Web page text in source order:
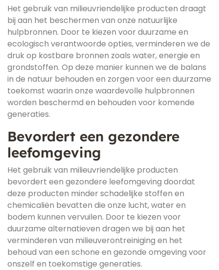
Het gebruik van milieuvriendelijke producten draagt
bij aan het beschermen van onze natuurlijke
hulpbronnen. Door te kiezen voor duurzame en
ecologisch verantwoorde opties, verminderen we de
druk op kostbare bronnen zoals water, energie en
grondstoffen. Op deze manier kunnen we de balans
in de natuur behouden en zorgen voor een duurzame
toekomst waarin onze waardevolle hulpbronnen
worden beschermd en behouden voor komende
generaties.
Bevordert een gezondere
leefomgeving
Het gebruik van milieuvriendelijke producten
bevordert een gezondere leefomgeving doordat
deze producten minder schadelijke stoffen en
chemicaliën bevatten die onze lucht, water en
bodem kunnen vervuilen. Door te kiezen voor
duurzame alternatieven dragen we bij aan het
verminderen van milieuverontreiniging en het
behoud van een schone en gezonde omgeving voor
onszelf en toekomstige generaties.